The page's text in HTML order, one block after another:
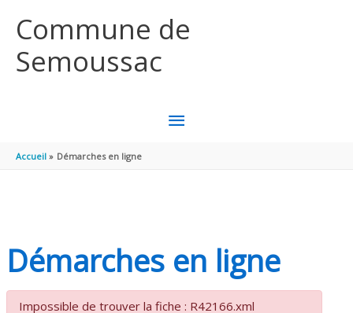
Commune de
Semoussac
MENU
Accueil Démarches en ligne
Démarches en ligne
Impossible de trouver la fiche : R42166.xml